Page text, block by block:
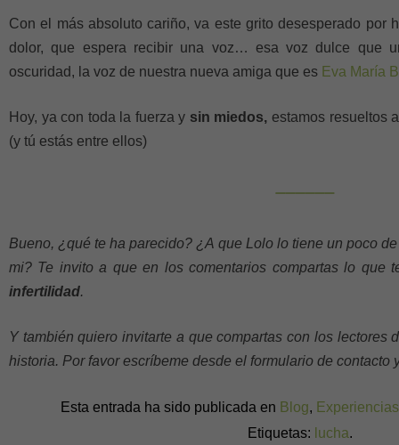
Con el más absoluto cariño, va este grito desesperado por
dolor, que espera recibir una voz… esa voz dulce que
oscuridad, la voz de nuestra nueva amiga que es Eva María
Hoy, ya con toda la fuerza y sin miedos, estamos resueltos
(y tú estás entre ellos)
——————
Bueno, ¿qué te ha parecido? ¿A que Lolo lo tiene un poco
mi? Te invito a que en los comentarios compartas lo que
infertilidad.
Y también quiero invitarte a que compartas con los lectores
historia. Por favor escríbeme desde el formulario de contacto
Esta entrada ha sido publicada en Blog, Experiencias
Etiquetas: lucha.